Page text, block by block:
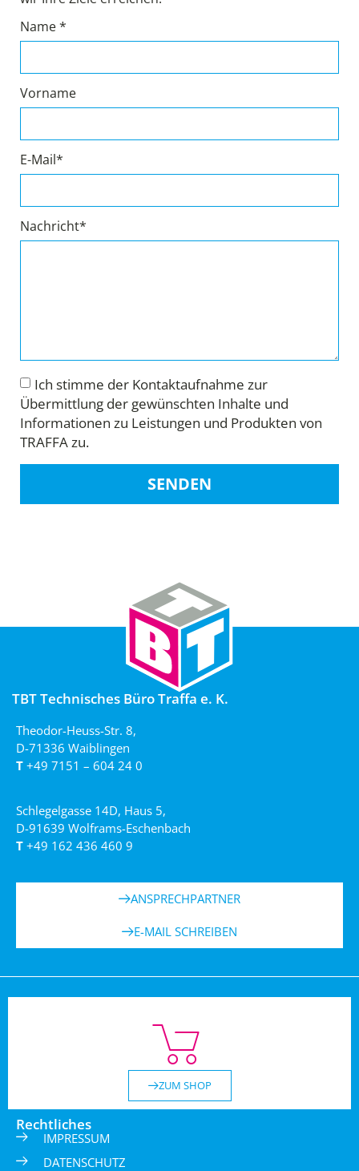
Name *
Vorname
E-Mail*
Nachricht*
Ich stimme der Kontaktaufnahme zur
Übermittlung der gewünschten Inhalte und
Informationen zu Leistungen und Produkten von
TRAFFA zu.
SENDEN
TBT Technisches Büro Traffa e. K.
Theodor-Heuss-Str. 8,
D-71336 Waiblingen
T +49 7151 – 604 24 0
Schlegelgasse 14D, Haus 5,
D-91639 Wolframs-Eschenbach
T +49 162 436 460 9
ANSPRECHPARTNER
E-MAIL SCHREIBEN
ZUM SHOP
Rechtliches
IMPRESSUM
DATENSCHUTZ